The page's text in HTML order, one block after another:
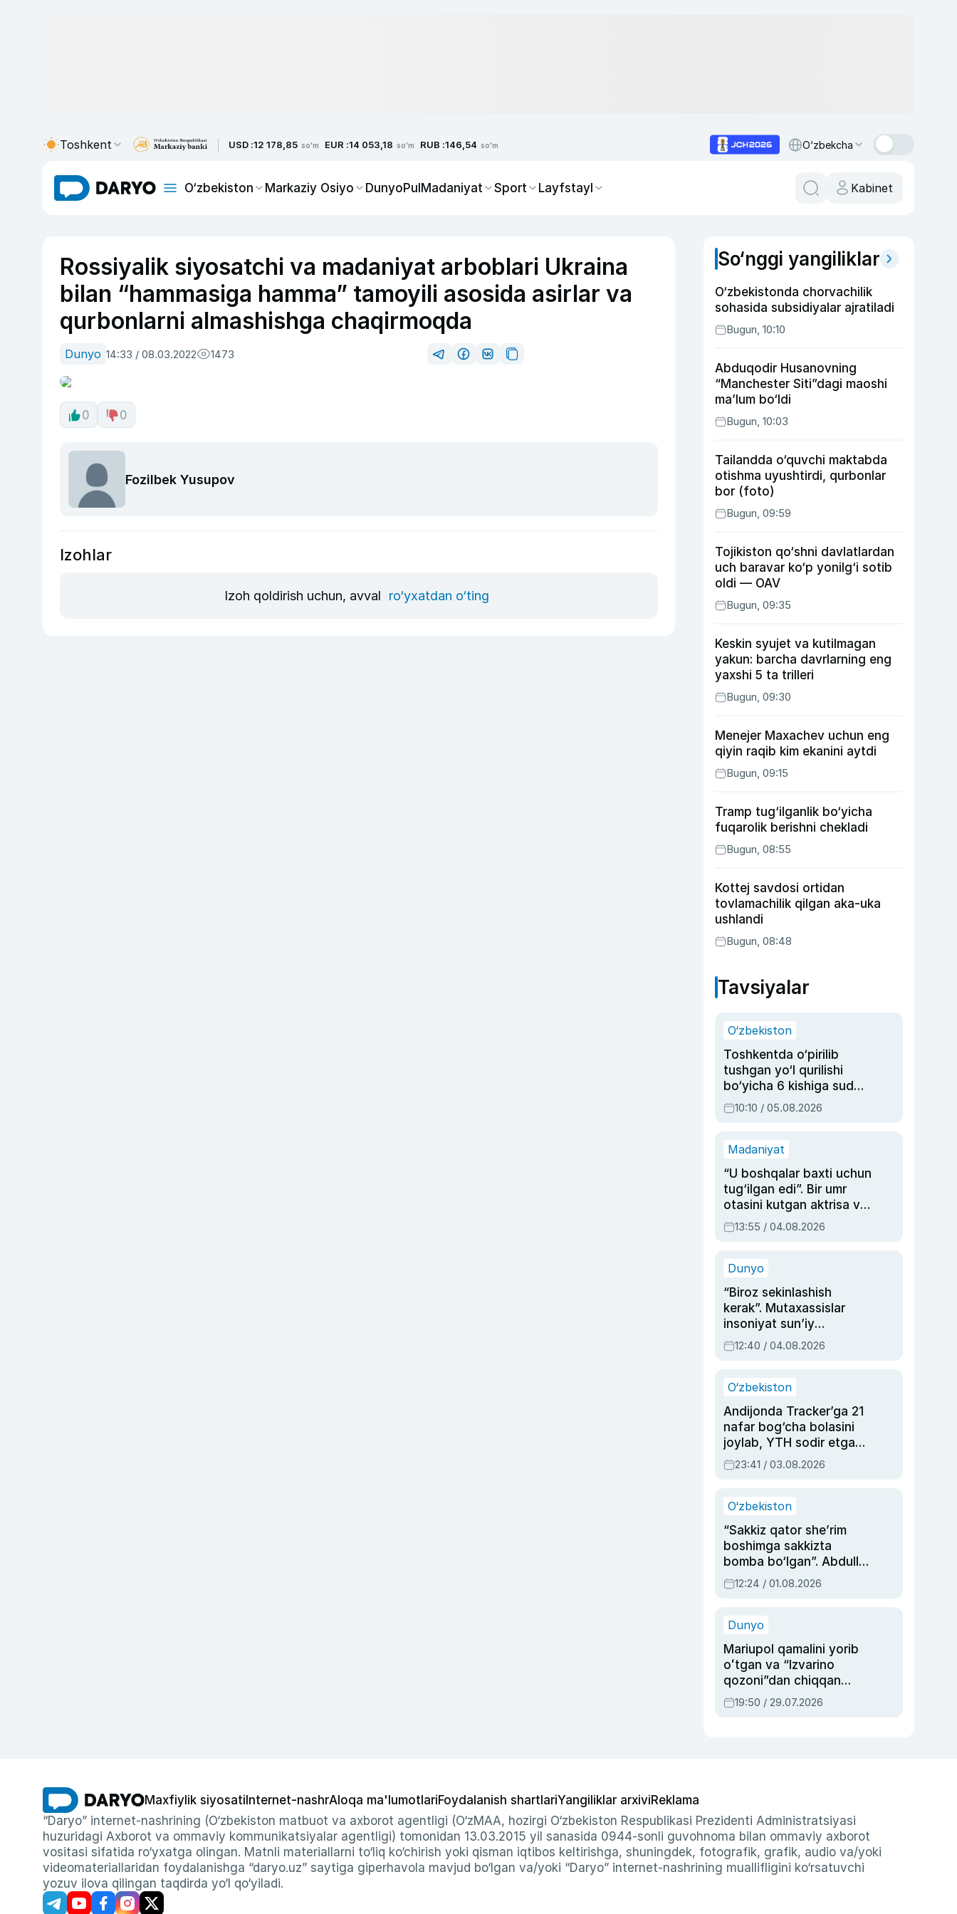
Toshkent USD :12 178,85 so'm EUR :14 053,18 so'm RUB :146,54 so'm O‘zbekcha
O‘zbekiston Markaziy Osiyo DunyoPulMadaniyat Sport Layfstayl Kabinet
Rossiyalik siyosatchi va madaniyat arboblari Ukraina
bilan “hammasiga hamma” tamoyili asosida asirlar va
qurbonlarni almashishga chaqirmoqda
Dunyo 14:33 / 08.03.2022 1473
0 0
Fozilbek Yusupov
Izohlar
Izoh qoldirish uchun, avval ro‘yxatdan o‘ting
So‘nggi yangiliklar
O‘zbekistonda chorvachilik
sohasida subsidiyalar ajratiladi
Bugun, 10:10
Abduqodir Husanovning
“Manchester Siti”dagi maoshi
ma’lum bo‘ldi
Bugun, 10:03
Tailandda o‘quvchi maktabda
otishma uyushtirdi, qurbonlar
bor (foto)
Bugun, 09:59
Tojikiston qo‘shni davlatlardan
uch baravar ko‘p yonilg‘i sotib
oldi — OAV
Bugun, 09:35
Keskin syujet va kutilmagan
yakun: barcha davrlarning eng
yaxshi 5 ta trilleri
Bugun, 09:30
Menejer Maxachev uchun eng
qiyin raqib kim ekanini aytdi
Bugun, 09:15
Tramp tug‘ilganlik bo‘yicha
fuqarolik berishni chekladi
Bugun, 08:55
Kottej savdosi ortidan
tovlamachilik qilgan aka-uka
ushlandi
Bugun, 08:48
Tavsiyalar
O‘zbekiston
Toshkentda o‘pirilib
tushgan yo‘l qurilishi
bo‘yicha 6 kishiga sud
hukmi o‘qildi
10:10 / 05.08.2026
Madaniyat
“U boshqalar baxti uchun
tug‘ilgan edi”. Bir umr
otasini kutgan aktrisa va
dublyaj ustasi Rimma
Ahmedovaning
13:55 / 04.08.2026
Dunyo
“Biroz sekinlashish
kerak”. Mutaxassislar
insoniyat sun’iy
intellektni boshqara
olmay qolishidan xavotir
12:40 / 04.08.2026
O‘zbekiston
Andijonda Tracker’ga 21
nafar bog‘cha bolasini
joylab, YTH sodir etgan
ayolga sud hukmi o‘qildi
23:41 / 03.08.2026
O‘zbekiston
“Sakkiz qator she’rim
boshimga sakkizta
bomba bo‘lgan”. Abdulla
Oripovni siyosiy
ayblovlardan asrab
12:24 / 01.08.2026
Dunyo
Mariupol qamalini yorib
oʻtgan va “Izvarino
qozoni”dan chiqqan
qahramon — Ukraina
armiyasi bosh
19:50 / 29.07.2026
Maxfiylik siyosati Internet-nashrAloqa ma'lumotlariFoydalanish shartlariYangiliklar arxiviReklama
“Daryo” internet-nashrining (O‘zbekiston matbuot va axborot agentligi (O‘zMAA, hozirgi O‘zbekiston Respublikasi Prezidenti Administratsiyasi
huzuridagi Axborot va ommaviy kommunikatsiyalar agentligi) tomonidan 13.03.2015 yil sanasida 0944-sonli guvohnoma bilan ommaviy axborot
vositasi sifatida ro‘yxatga olingan. Matnli materiallarni to‘liq ko‘chirish yoki qisman iqtibos keltirishga, shuningdek, fotografik, grafik, audio va/yoki
videomateriallaridan foydalanishga “daryo.uz” saytiga giperhavola mavjud bo‘lgan va/yoki “Daryo” internet-nashrining muallifligini ko‘rsatuvchi
yozuv ilova qilingan taqdirda yo‘l qo‘yiladi.